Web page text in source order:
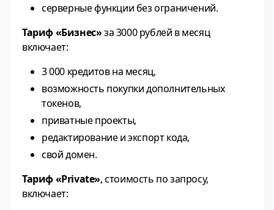
серверные функции без ограничений.
Тариф «Бизнес»за 3000 рублей в месяц
включает:
3 000 кредитов на месяц,
возможность покупки дополнительных
токенов,
приватные проекты,
редактирование и экспорт кода,
свой домен.
Тариф «Private», стоимость по запросу,
включает: